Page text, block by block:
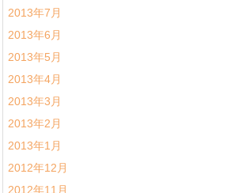
2013年7月
2013年6月
2013年5月
2013年4月
2013年3月
2013年2月
2013年1月
2012年12月
2012年11月